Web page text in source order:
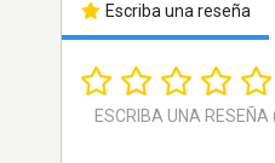
Escriba una reseña